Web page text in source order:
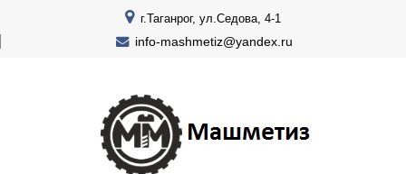
г.Таганрог, ул.Седова, 4-1
info-mashmetiz@yandex.ru